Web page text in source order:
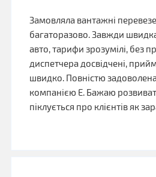
Замовляла вантажні
багаторазово. Завжди
авто, тарифи зрозумілі, без
диспетчера досвідчені,
швидко. Повністю
компанією Е. Бажаю
піклується про клієнтів як